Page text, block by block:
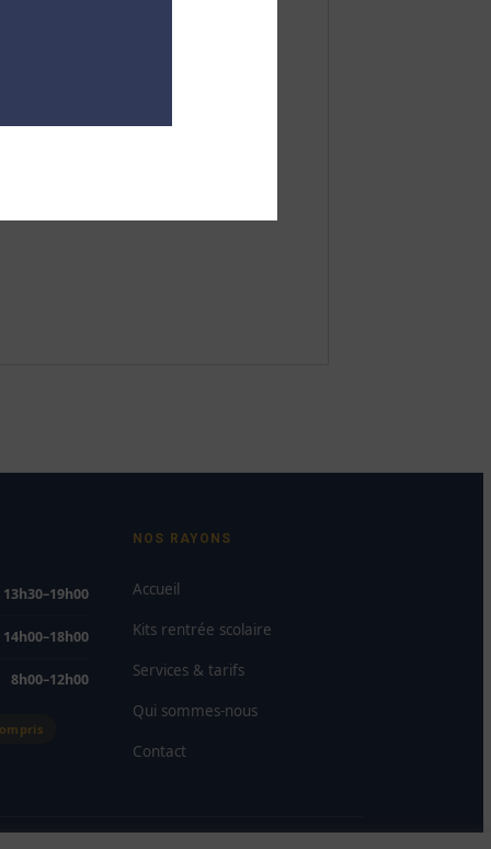
13h30–19h00
14h00–18h00
8h00–12h00
NOS RAYONS
Accueil
Kits rentrée scolaire
Services & tarifs
Qui sommes-nous
Contact